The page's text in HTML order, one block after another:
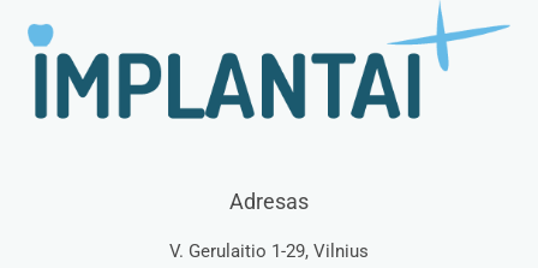
Adresas
V. Gerulaitio 1-29, Vilnius